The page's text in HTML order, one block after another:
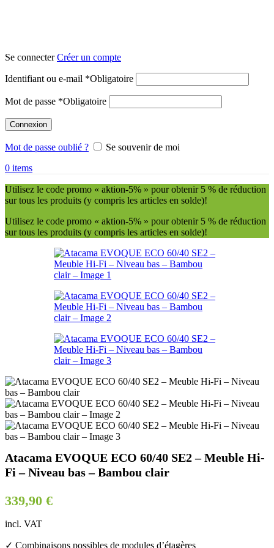
Se connecterCréer un compte
Identifiant ou e-mail *Obligatoire
Mot de passe *Obligatoire
Connexion
Mot de passe oublié ?
Se souvenir de moi
0 items
Utilisez le code promo « aktion-5% » pour obtenir 5 % de réduction
sur tous les produits (y compris les articles en solde)!
Utilisez le code promo « aktion-5% » pour obtenir 5 % de réduction
sur tous les produits (y compris les articles en solde)!
Atacama EVOQUE ECO 60/40 SE2 – Meuble Hi-
Fi – Niveau bas – Bambou clair
339,90 €
incl. VAT
✓ Combinaisons possibles de modules d’étagères